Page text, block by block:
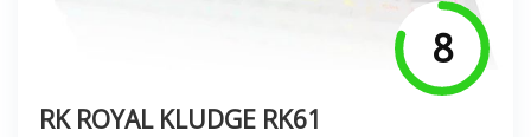
8
RK ROYAL KLUDGE RK61